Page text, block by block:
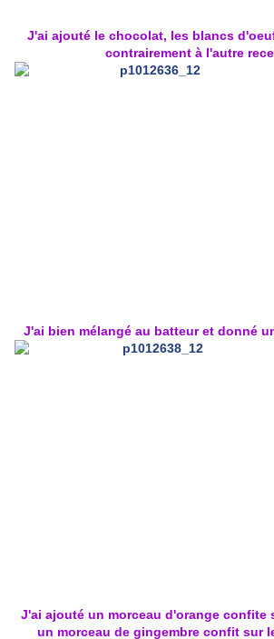
J'ai ajouté le chocolat, les blancs
contrairement à l'autre
J'ai bien mélangé au batteur et donné
J'ai ajouté un morceau d'orange confite
un morceau de gingembre confit sur